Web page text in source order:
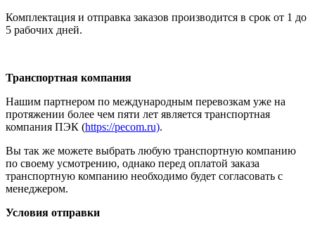
Комплектация и отправка заказов производится в срок от 1 до
5 рабочих дней.
Транспортная компания
Нашим партнером по международным перевозкам уже на
протяжении более чем пяти лет является транспортная
компания ПЭК (https://pecom.ru).
Вы так же можете выбрать любую транспортную компанию
по своему усмотрению, однако перед оплатой заказа
транспортную компанию необходимо будет согласовать с
менеджером.
Условия отправки